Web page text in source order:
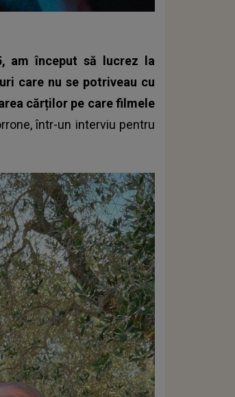
am început să lucrez la
care nu se potriveau cu
cărților pe care filmele
într-un interviu pentru